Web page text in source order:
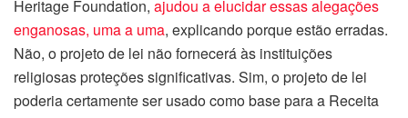
Heritage Foundation, ajudou a elucidar essas alegações
enganosas, uma a uma, explicando porque estão erradas.
Não, o projeto de lei não fornecerá às instituições
religiosas proteções significativas. Sim, o projeto de lei
poderia certamente ser usado como base para a Receita